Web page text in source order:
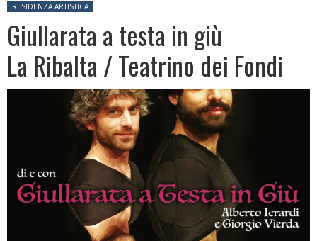
RESIDENZA ARTISTICA
Giullarata a testa in giù
La Ribalta / Teatrino dei Fondi